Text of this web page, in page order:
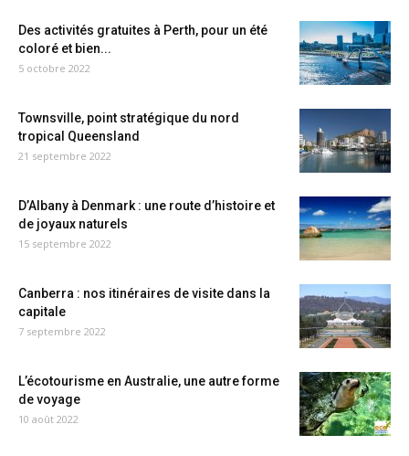
Des activités gratuites à Perth, pour un été
coloré et bien...
5 octobre 2022
Townsville, point stratégique du nord
tropical Queensland
21 septembre 2022
D’Albany à Denmark : une route d’histoire et
de joyaux naturels
15 septembre 2022
Canberra : nos itinéraires de visite dans la
capitale
7 septembre 2022
L’écotourisme en Australie, une autre forme
de voyage
10 août 2022